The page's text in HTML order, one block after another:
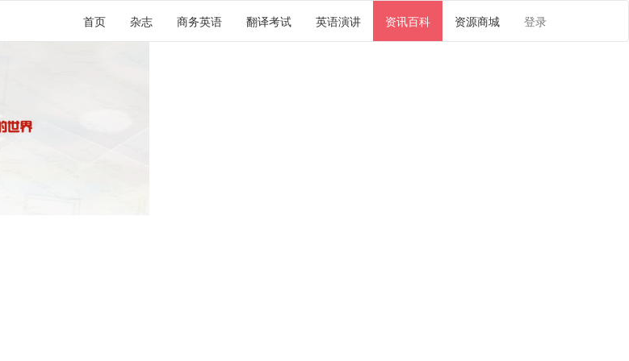
首页 杂志 商务英语 翻译考试 英语演讲 资讯百科 资源商城 登录